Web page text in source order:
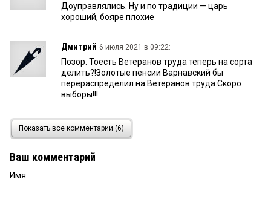
Доуправлялись. Ну и по традиции — царь
хороший, бояре плохие
Дмитрий 6 июля 2021 в 09:22:
Позор. Тоесть Ветеранов труда теперь на сорта
делить?!Золотые пенсии Варнавский бы
перераспределил на Ветеранов труда.Скоро
выборы!!!
5 июля 2021 в 23:54:
Кажется, при обсуждении бюджета 2021 года
ограничение по критерию нуждаемости и
тогда председатель Заксобрания Владимир
Показать все комментарии (6)
Ваш комментарий
Имя